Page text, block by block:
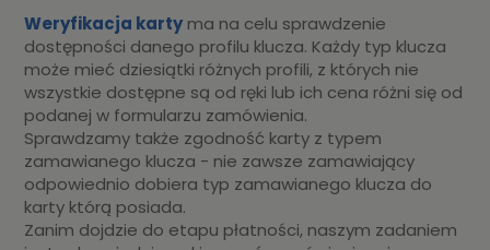
Weryfikacja kartyma na celu sprawdzenie
dostępności danego profilu klucza. Każdy typ klucza
może mieć dziesiątki różnych profili, z których nie
wszystkie dostępne są od ręki lub ich cena różni się od
podanej w formularzu zamówienia.
Sprawdzamy także zgodność karty z typem
zamawianego klucza - nie zawsze zamawiający
odpowiednio dobiera typ zamawianego klucza do
karty którą posiada.
Zanim dojdzie do etapu płatności, naszym zadaniem